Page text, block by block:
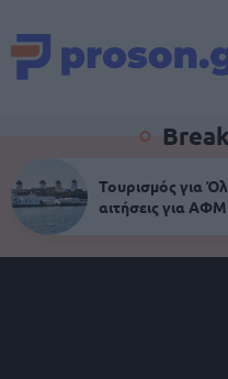
Τουρισμός για
αιτήσεις για